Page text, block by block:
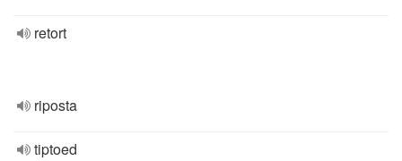
retort
riposta
tiptoed